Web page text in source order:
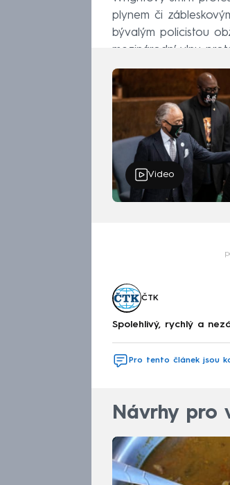
plynem či
bývalým policistou
mezinárodní vlnu
Video
ČTK
Spolehlivý, rychlý a
Pro tento článek jsou
Návrhy pro